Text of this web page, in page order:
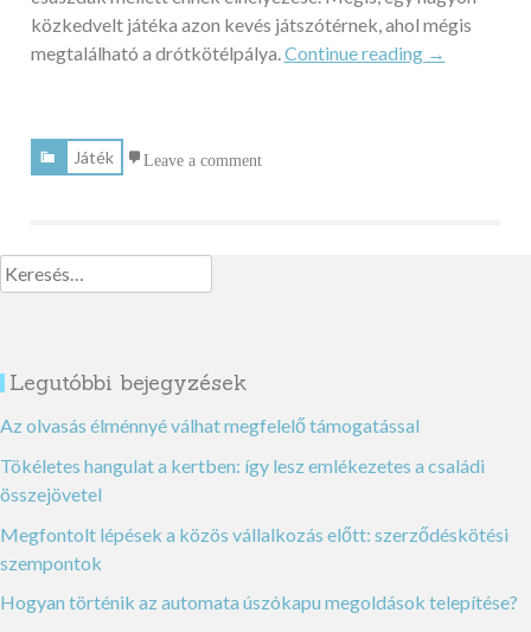
közkedvelt játéka azon kevés játszótérnek, ahol mégis
megtalálható a drótkötélpálya. Continue reading „A
→
Játék Leave a comment
Keresés:
Legutóbbi bejegyzések
Az olvasás élménnyé válhat megfelelő támogatással
Tökéletes hangulat a kertben: így lesz emlékezetes a családi
összejövetel
Megfontolt lépések a közös vállalkozás előtt: szerződéskötési
szempontok
Hogyan történik az automata úszókapu megoldások telepítése?